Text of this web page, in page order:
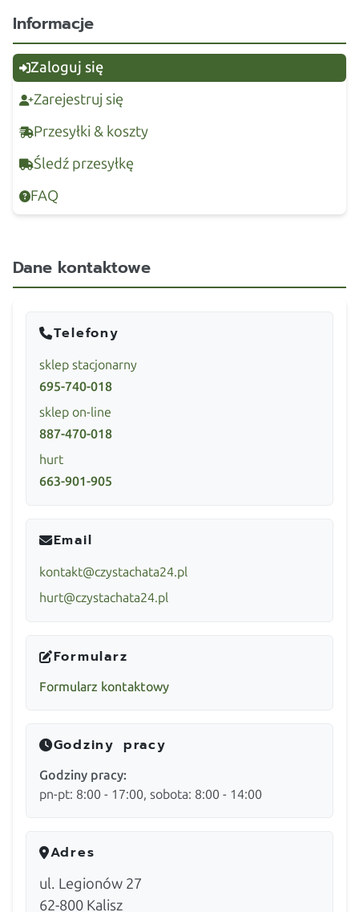
Informacje
Zaloguj się
Zarejestruj się
Przesyłki & koszty
Śledź przesyłkę
FAQ
Dane kontaktowe
Telefony
sklep stacjonarny
695-740-018
sklep on-line
887-470-018
hurt
663-901-905
Email
kontakt@czystachata24.pl
hurt@czystachata24.pl
Formularz
Formularz kontaktowy
Godziny pracy
Godziny pracy:
pn-pt: 8:00 - 17:00, sobota: 8:00 - 14:00
Adres
ul. Legionów 27
62-800 Kalisz